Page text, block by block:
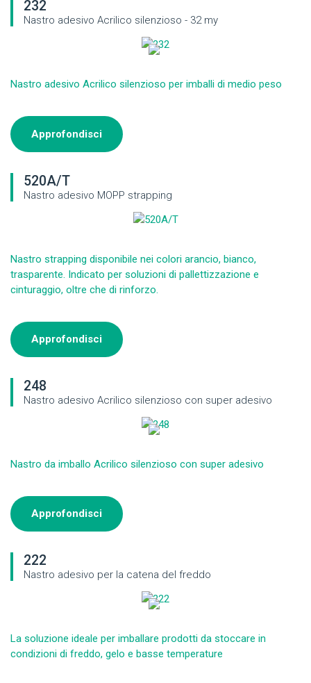
232
Nastro adesivo Acrilico silenzioso - 32 my
Nastro adesivo Acrilico silenzioso per imballi di medio peso
Approfondisci
520A/T
Nastro adesivo MOPP strapping
Nastro strapping disponibile nei colori arancio, bianco,
trasparente. Indicato per soluzioni di pallettizzazione e
cinturaggio, oltre che di rinforzo.
Approfondisci
248
Nastro adesivo Acrilico silenzioso con super adesivo
Nastro da imballo Acrilico silenzioso con super adesivo
Approfondisci
222
Nastro adesivo per la catena del freddo
La soluzione ideale per imballare prodotti da stoccare in
condizioni di freddo, gelo e basse temperature